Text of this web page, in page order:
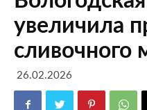
увеличила
сливочного
26.02.2026